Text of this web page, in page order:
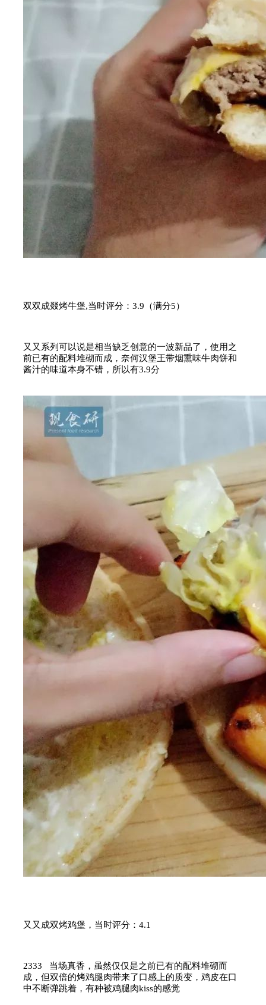
双双成叕烤牛堡,当时评分：3.9（满分5）
又又系列可以说是相当缺乏创意的一波新品了，使用之
前已有的配料堆砌而成，奈何汉堡王带烟熏味牛肉饼和
酱汁的味道本身不错，所以有3.9分
又又成双烤鸡堡，当时评分：4.1
2333 当场真香，虽然仅仅是之前已有的配料堆砌而
成，但双倍的烤鸡腿肉带来了口感上的质变，鸡皮在口
中不断弹跳着，有种被鸡腿肉kiss的感觉